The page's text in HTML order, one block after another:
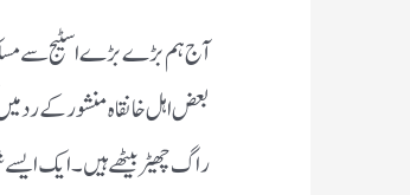
آج ہم بڑے بڑے اسٹیج سے
بعض اہل خانقاہ منشور کے رد میں
راگ چھیڑ بیٹھے ہیں۔ایک